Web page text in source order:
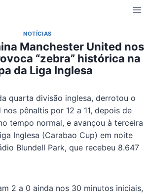
NOTÍCIAS
Manchester United nos
“zebra” histórica na
da Liga Inglesa
quarta divisão inglesa, derrotou o
pênaltis por 12 a 11, depois de
tempo normal, e avançou à terceira
Inglesa (Carabao Cup) em noite
Blundell Park, que recebeu 8.647
2 a 0 ainda nos 30 minutos iniciais,